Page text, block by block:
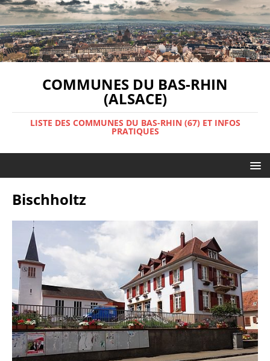
COMMUNES DU BAS-RHIN
(ALSACE)
LISTE DES COMMUNES DU BAS-RHIN (67) ET INFOS
PRATIQUES
Bischholtz